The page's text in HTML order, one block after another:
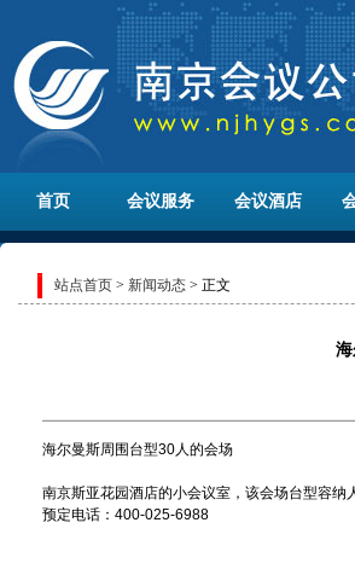
首页 会议服务 会议酒店
站点首页 > 新闻动态 > 正文
海尔曼斯周围台型30人的会场
南京斯亚花园酒店的小会议室，该会场台型容纳
预定电话：400-025-6988